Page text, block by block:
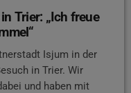
Trier: „Ich freue
Isjum in der
in Trier. Wir
und haben mit